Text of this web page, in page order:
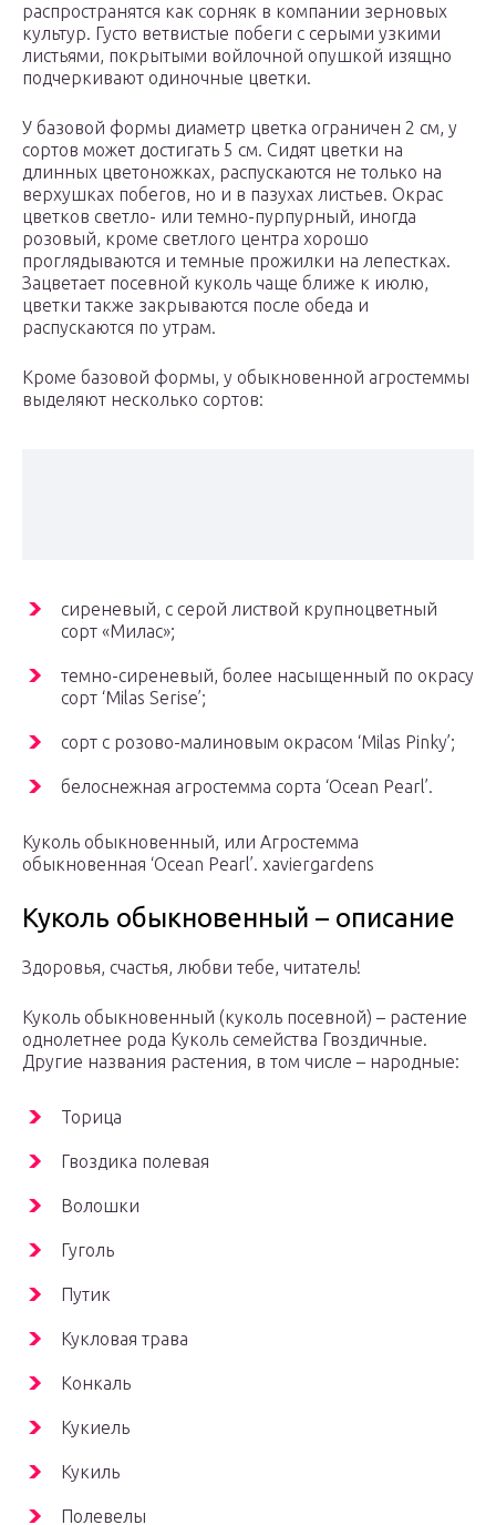
распространятся как сорняк в компании зерновых
культур. Густо ветвистые побеги с серыми узкими
листьями, покрытыми войлочной опушкой изящно
подчеркивают одиночные цветки.
У базовой формы диаметр цветка ограничен 2 см, у
сортов может достигать 5 см. Сидят цветки на
длинных цветоножках, распускаются не только на
верхушках побегов, но и в пазухах листьев. Окрас
цветков светло- или темно-пурпурный, иногда
розовый, кроме светлого центра хорошо
проглядываются и темные прожилки на лепестках.
Зацветает посевной куколь чаще ближе к июлю,
цветки также закрываются после обеда и
распускаются по утрам.
Кроме базовой формы, у обыкновенной агростеммы
выделяют несколько сортов:
сиреневый, с серой листвой крупноцветный
сорт «Милас»;
темно-сиреневый, более насыщенный по окрасу
сорт ‘Milas Serise’;
сорт с розово-малиновым окрасом ‘Milas Pinky’;
белоснежная агростемма сорта ‘Ocean Pearl’.
Куколь обыкновенный, или Агростемма
обыкновенная ‘Ocean Pearl’. xaviergardens
Куколь обыкновенный – описание
Здоровья, счастья, любви тебе, читатель!
Куколь обыкновенный (куколь посевной) – растение
однолетнее рода Куколь семейства Гвоздичные.
Другие названия растения, в том числе – народные:
Торица
Гвоздика полевая
Волошки
Гуголь
Путик
Кукловая трава
Конкаль
Кукиель
Кукиль
Полевелы